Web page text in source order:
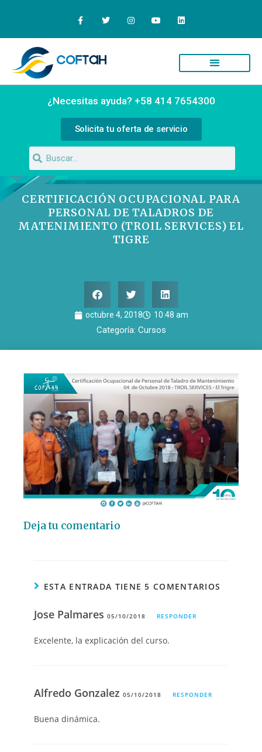
¿Necesitas ayuda? +58 414 7654300
Solicita tu oferta de servicio
CERTIFICACIÓN OCUPACIONAL PARA
PERSONAL DE TALADROS DE
MATENIMIENTO (TROIL SERVICES) EL
TIGRE
octubre 4, 2018 10:48 am
Categoría: Cursos
Deja tu comentario
ESTA ENTRADA TIENE 5 COMENTARIOS
Jose Palmares05/10/2018 RESPONDER
Excelente, la explicación del curso.
Alfredo Gonzalez05/10/2018 RESPONDER
Buena dinámica.